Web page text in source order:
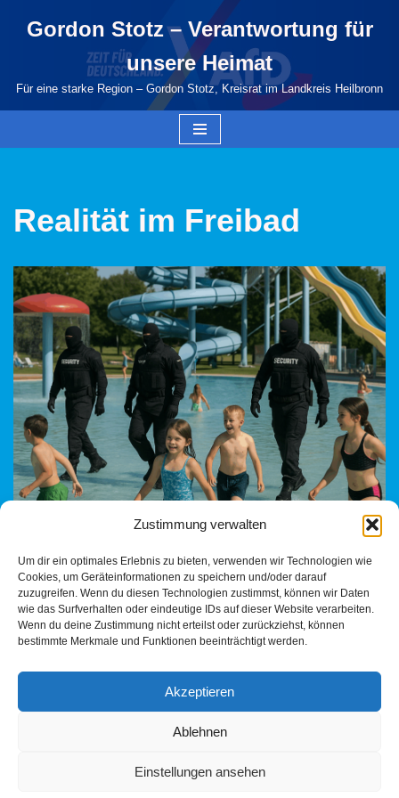
Zustimmung verwalten
Um dir ein optimales Erlebnis zu bieten, verwenden wir Technologien wie
Cookies, um Geräteinformationen zu speichern und/oder darauf
zuzugreifen. Wenn du diesen Technologien zustimmst, können wir Daten
wie das Surfverhalten oder eindeutige IDs auf dieser Website verarbeiten.
Wenn du deine Zustimmung nicht erteilst oder zurückziehst, können
bestimmte Merkmale und Funktionen beeinträchtigt werden.
Akzeptieren
Ablehnen
Einstellungen ansehen
springen
Gordon Stotz – Verantwortung für
unsere Heimat
Für eine starke Region – Gordon Stotz, Kreisrat im Landkreis Heilbronn
Realität im Freibad
deutschen Freibädern. Wer schützt eigentlich noch die
Anständigen?